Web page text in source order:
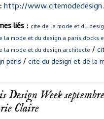
http://
liés : cite de la mode et du
la mode et du design a paris docks
la mode et du design architecte /
paris /cite du design et de la
Design Week
Claire